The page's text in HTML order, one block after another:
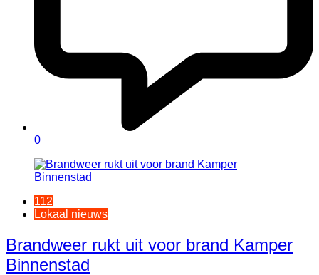
0
112
Lokaal nieuws
Brandweer rukt uit voor brand Kamper
Binnenstad